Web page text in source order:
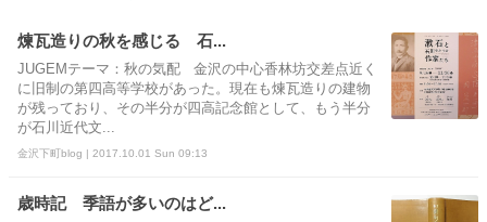
煉瓦造りの秋を感じる 石...
JUGEMテーマ：秋の気配 金沢の中心香林坊交差点近く
に旧制の第四高等学校があった。現在も煉瓦造りの建物
が残っており、その半分が四高記念館として、もう半分
が石川近代文...
金沢下町blog | 2017.10.01 Sun 09:13
歳時記 季語が多いのはど...